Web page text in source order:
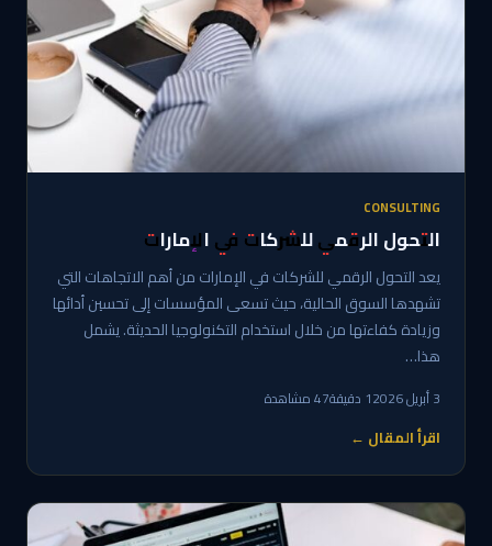
CONSULTING
التحول الرقمي للشركات في الإمارات
يعد التحول الرقمي للشركات في الإمارات من أهم الاتجاهات التي
تشهدها السوق الحالية، حيث تسعى المؤسسات إلى تحسين أدائها
وزيادة كفاءتها من خلال استخدام التكنولوجيا الحديثة. يشمل
هذا…
3 أبريل 2026 1 دقيقة 47 مشاهدة
اقرأ المقال ←